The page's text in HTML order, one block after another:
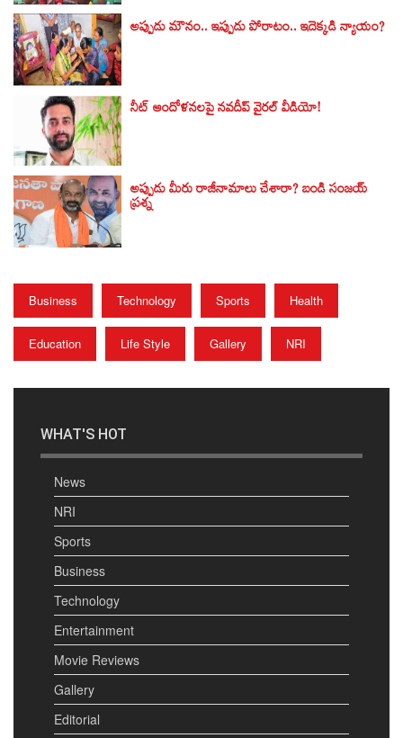
అప్పుడు మౌనం.. ఇప్పుడు పోరాటం.. ఇదెక్కడి న్యాయం?
నీట్ ఆందోళనలపై నవదీప్ వైరల్ వీడియో!
అప్పుడు మీరు రాజీనామాలు చేశారా? బండి సంజయ్‌
ప్రశ్న
Business Technology Sports Health
Education Life Style Gallery NRI
WHAT'S HOT
News
NRI
Sports
Business
Technology
Entertainment
Movie Reviews
Gallery
Editorial